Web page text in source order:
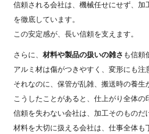
信頼される会社は、機械任せにせず、
を徹底しています。
この安定感が、長い信頼を支えます。
さらに、材料や製品の扱いの雑さ も信頼
アルミ材は傷がつきやすく、変形にも注
それなのに、保管が乱雑、搬送時の養生
こうしたことがあると、仕上がり全体の
信頼を失わない会社は、加工そのものだ
材料を大切に扱える会社は、仕事全体も